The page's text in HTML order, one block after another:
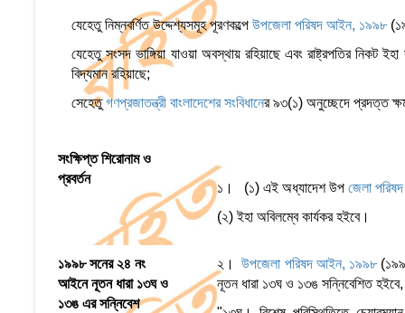
যেহেতু নিম্নবর্ণিত উদ্দেশ্যসমূহ পূরণকল্পেউপজেলা পরিষদ আইন, ১৯৯৮
যেহেতু সংসদ ভাঙ্গিয়া যাওয়া অবস্থায় রহিয়াছে এবং রাষ্ট্রপতির
বিদ্যমান রহিয়াছে;
সেহেতুগণপ্রজাতন্ত্রী বাংলাদেশের সংবিধানের ৯৩(১) অনুচ্ছেদে প্রদত্ত
সংক্ষিপ্ত শিরোনাম ও
প্রবর্তন
১। (১) এই অধ্যাদেশ উপ জেলা
(২) ইহা অবিলম্বে কার্যকর হইবে।
১৯৯৮ সনের ২৪ নং
আইনে নূতন ধারা ১৩ঘ ও
১৩ঙ এর সন্নিবেশ
২।উপজেলা পরিষদ আইন, ১৯৯৮
নূতন ধারা ১৩ঘ ও ১৩ঙ সন্নিবেশিত